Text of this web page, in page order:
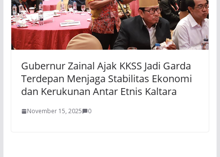
Gubernur Zainal Ajak KKSS Jadi Garda
Terdepan Menjaga Stabilitas Ekonomi
dan Kerukunan Antar Etnis Kaltara
November 15, 2025 0